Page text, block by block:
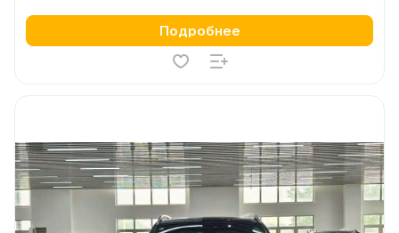
Подробнее